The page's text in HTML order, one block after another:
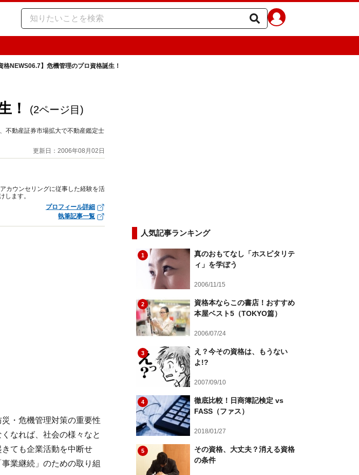
格NEWS06.7】危機管理のプロ資格誕生！
！ (2ページ目)
不動産証券市場拡大で不動産鑑定士
更新日：2006年08月02日
カウンセリングに従事した経験を活
します。
プロフィール詳細
執筆記事一覧
・危機管理対策の重要性
なれば、社会の様々なと
ても企業活動を中断せ
業継続」のための取り組
人気記事ランキング
1
真のおもてなし「ホスピタリテ
ィ」を学ぼう
2006/11/15
2
資格本ならこの書店！おすすめ
本屋ベスト5（TOKYO篇）
2006/07/24
3
え？今その資格は、もうない
よ!?
2007/09/10
4
徹底比較！日商簿記検定 vs
FASS（ファス）
2018/01/27
5
その資格、大丈夫？消える資格
の条件